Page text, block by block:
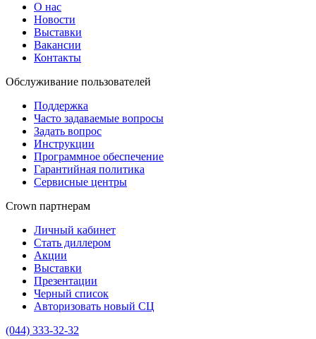
О нас
Новости
Выставки
Вакансии
Контакты
Обслуживание пользователей
Поддержка
Часто задаваемые вопросы
Задать вопрос
Инструкции
Программное обеспечение
Гарантийная политика
Сервисные центры
Crown партнерам
Личный кабинет
Стать диллером
Акции
Выставки
Презентации
Черный список
Авторизовать новый СЦ
(044) 333-32-32